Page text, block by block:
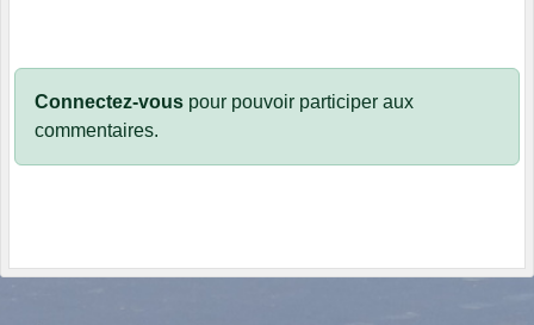
Connectez-vous pour pouvoir participer aux
commentaires.